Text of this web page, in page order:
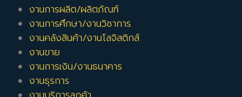
งานการผลิต/ผลิตภัณฑ์
งานการศึกษา/งานวิชาการ
งานคลังสินค้า/งานโลจิสติกส์
งานขาย
งานการเงิน/งานธนาคาร
งานธุรการ